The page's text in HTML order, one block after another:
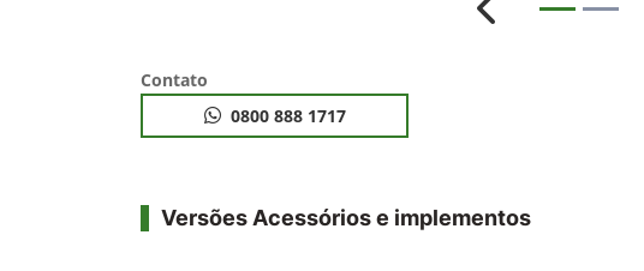
Anterior
Contato
0800 888 1717
Versões Acessórios e implementos